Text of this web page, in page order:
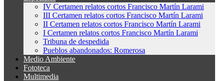
IV Certamen relatos cortos Francisco Martín Larami
III Certamen relatos cortos Francisco Martín Larami
II Certamen relatos cortos Francisco Martín Larami
I Certamen relatos cortos Francisco Martín Larami
Tribuna de despedida
Pueblos abandonados: Romerosa
Medio Ambiente
Fototeca
Multimedia